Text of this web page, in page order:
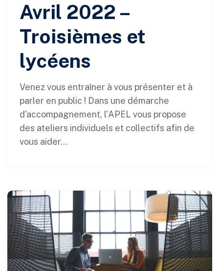
Avril 2022 –
Troisièmes et
lycéens
Venez vous entraîner à vous présenter et à
parler en public ! Dans une démarche
d'accompagnement, l'APEL vous propose
des ateliers individuels et collectifs afin de
vous aider...